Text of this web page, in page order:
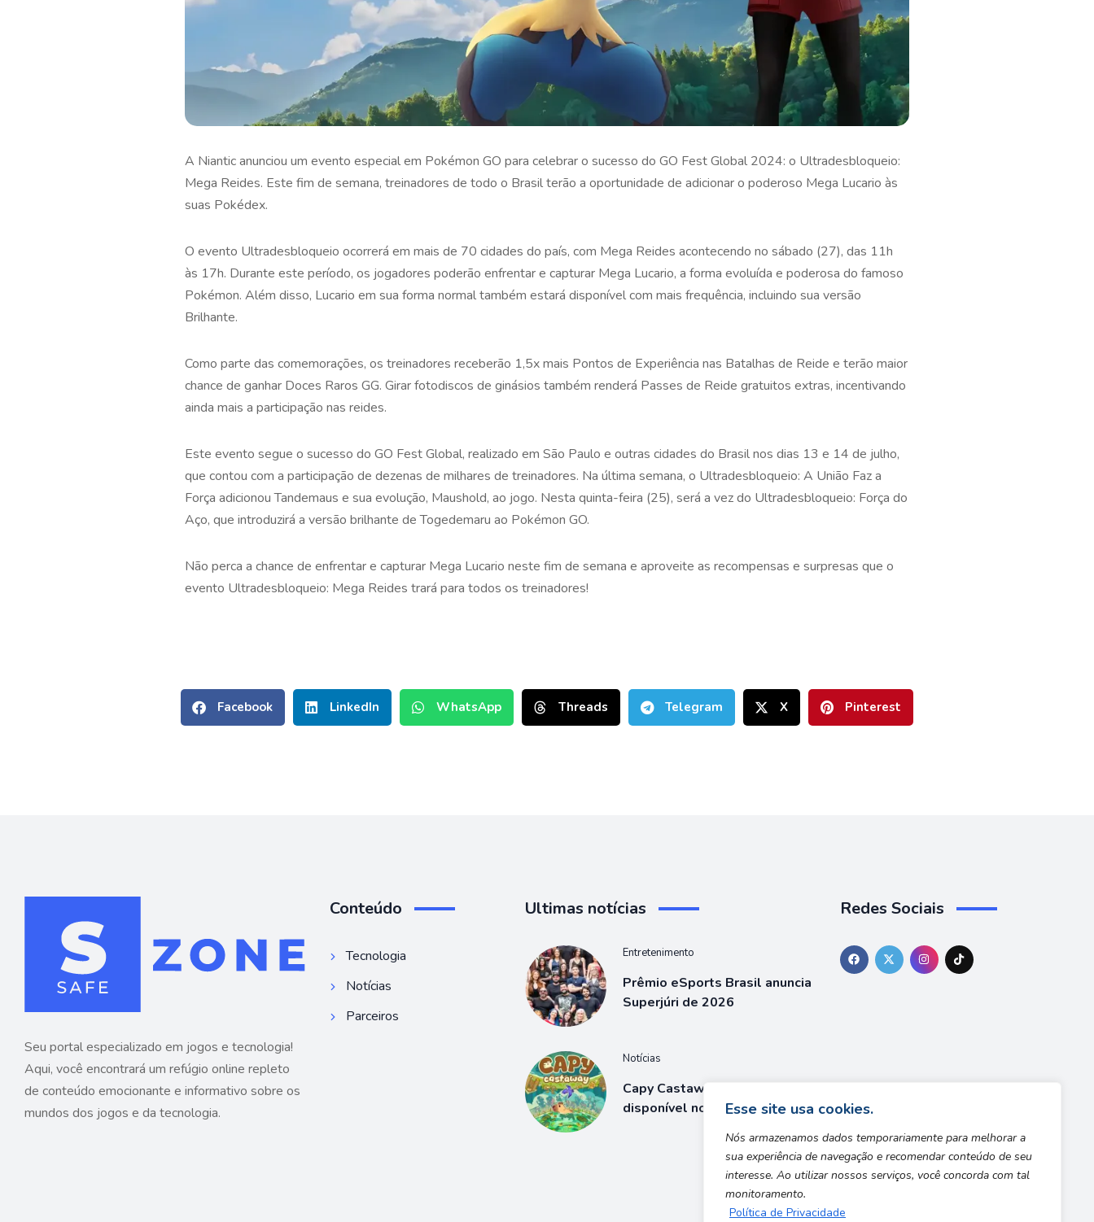
Esse site usa cookies.
Nós armazenamos dados temporariamente para melhorar a
sua experiência de navegação e recomendar conteúdo de seu
interesse. Ao utilizar nossos serviços, você concorda com tal
monitoramento.
Política de Privacidade
A Niantic anunciou um evento especial em Pokémon GO para celebrar o sucesso do GO Fest Global 2024: o Ultradesbloqueio:
Mega Reides. Este fim de semana, treinadores de todo o Brasil terão a oportunidade de adicionar o poderoso Mega Lucario às
suas Pokédex.
O evento Ultradesbloqueio ocorrerá em mais de 70 cidades do país, com Mega Reides acontecendo no sábado (27), das 11h
às 17h. Durante este período, os jogadores poderão enfrentar e capturar Mega Lucario, a forma evoluída e poderosa do famoso
Pokémon. Além disso, Lucario em sua forma normal também estará disponível com mais frequência, incluindo sua versão
Brilhante.
Como parte das comemorações, os treinadores receberão 1,5x mais Pontos de Experiência nas Batalhas de Reide e terão maior
chance de ganhar Doces Raros GG. Girar fotodiscos de ginásios também renderá Passes de Reide gratuitos extras, incentivando
ainda mais a participação nas reides.
Este evento segue o sucesso do GO Fest Global, realizado em São Paulo e outras cidades do Brasil nos dias 13 e 14 de julho,
que contou com a participação de dezenas de milhares de treinadores. Na última semana, o Ultradesbloqueio: A União Faz a
Força adicionou Tandemaus e sua evolução, Maushold, ao jogo. Nesta quinta-feira (25), será a vez do Ultradesbloqueio: Força do
Aço, que introduzirá a versão brilhante de Togedemaru ao Pokémon GO.
Não perca a chance de enfrentar e capturar Mega Lucario neste fim de semana e aproveite as recompensas e surpresas que o
evento Ultradesbloqueio: Mega Reides trará para todos os treinadores!
Facebook LinkedIn WhatsApp Threads Telegram X Pinterest
Seu portal especializado em jogos e tecnologia!
Aqui, você encontrará um refúgio online repleto
de conteúdo emocionante e informativo sobre os
mundos dos jogos e da tecnologia.
Conteúdo
Tecnologia
Notícias
Parceiros
Ultimas notícias
Entretenimento
Prêmio eSports Brasil anuncia
Superjúri de 2026
Notícias
Capy Castaway já está
disponível no Steam
Redes Sociais